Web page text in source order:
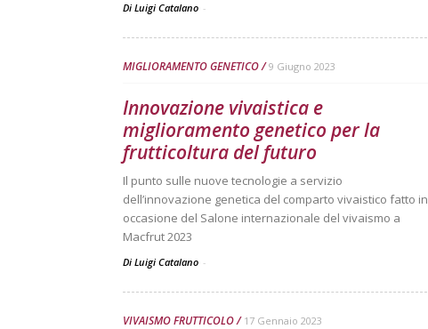
Di Luigi Catalano -
MIGLIORAMENTO GENETICO 9 Giugno 2023
Innovazione vivaistica e
miglioramento genetico per la
frutticoltura del futuro
Il punto sulle nuove tecnologie a servizio
dell’innovazione genetica del comparto vivaistico fatto in
occasione del Salone internazionale del vivaismo a
Macfrut 2023
Di Luigi Catalano -
VIVAISMO FRUTTICOLO 17 Gennaio 2023